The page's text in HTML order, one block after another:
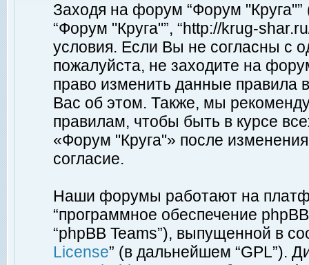
Заходя на форум “Форум
“Форум "Круга"”, “http://krug-
условия. Если Вы не согласны с
пожалуйста, не заходите на
право изменить данные правила
Вас об этом. Также, мы
правилам, чтобы быть в курсе
«Форум "Круга"» после
согласие.
Наши форумы работают на
“программное обеспечение
“phpBB Teams”), выпущенной в
License” (в дальнейшем “GPL”).